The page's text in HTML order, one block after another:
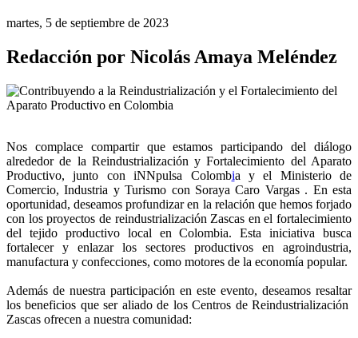
martes, 5 de septiembre de 2023
Redacción por Nicolás Amaya Meléndez
Nos complace compartir que estamos participando del diálogo
alrededor de la Reindustrialización y Fortalecimiento del Aparato
Productivo, junto con iNNpulsa Colombia y el Ministerio de
Comercio, Industria y Turismo con Soraya Caro Vargas . En esta
oportunidad, deseamos profundizar en la relación que hemos forjado
con los proyectos de reindustrialización Zascas en el fortalecimiento
del tejido productivo local en Colombia. Esta iniciativa busca
fortalecer y enlazar los sectores productivos en agroindustria,
manufactura y confecciones, como motores de la economía popular.
Además de nuestra participación en este evento, deseamos resaltar
los beneficios que ser aliado de los Centros de Reindustrialización
Zascas ofrecen a nuestra comunidad: